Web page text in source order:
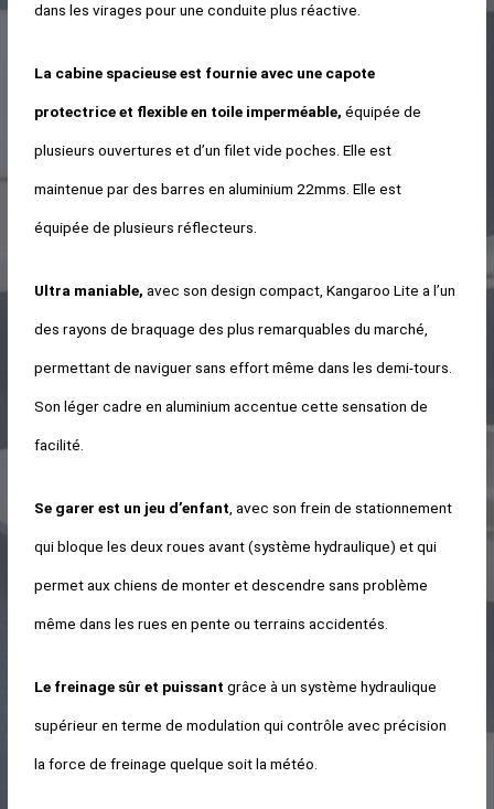
dans les virages pour une conduite plus réactive.
La cabine spacieuse est fournie avec une capote
protectrice et flexible en toile imperméable,équipée de
plusieurs ouvertures et d’un filet vide poches. Elle est
maintenue par des barres en aluminium 22mms. Elle est
équipée de plusieurs réflecteurs.
Ultra maniable,avec son design compact, Kangaroo Lite a l’un
des rayons de braquage des plus remarquables du marché,
permettant de naviguer sans effort même dans les demi-tours.
Son léger cadre en aluminium accentue cette sensation de
facilité.
Se garer est un jeu d’enfant , avec son frein de stationnement
qui bloque les deux roues avant (système hydraulique) et qui
permet aux chiens de monter et descendre sans problème
même dans les rues en pente ou terrains accidentés.
Le freinage sûr et puissantgrâce à un système hydraulique
supérieur en terme de modulation qui contrôle avec précision
la force de freinage quelque soit la météo.